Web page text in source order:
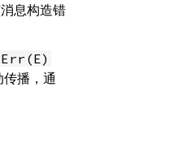
息构造错
Err(E)
播，通